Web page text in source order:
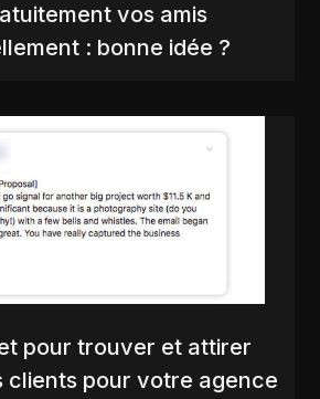
vos amis
: bonne idée ?
pour trouver et attirer
clients pour votre agence